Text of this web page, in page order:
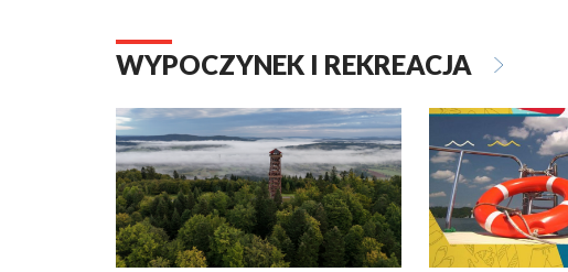
WYPOCZYNEK I REKREACJA